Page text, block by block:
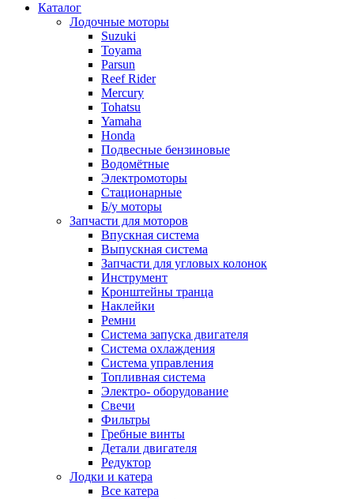
Каталог
Лодочные моторы
Suzuki
Toyama
Parsun
Reef Rider
Mercury
Tohatsu
Yamaha
Honda
Подвесные бензиновые
Водомётные
Электромоторы
Стационарные
Б/у моторы
Запчасти для моторов
Впускная система
Выпускная система
Запчасти для угловых колонок
Инструмент
Кронштейны транца
Наклейки
Ремни
Система запуска двигателя
Система охлаждения
Система управления
Топливная система
Электро- оборудование
Свечи
Фильтры
Гребные винты
Детали двигателя
Редуктор
Лодки и катера
Все катера